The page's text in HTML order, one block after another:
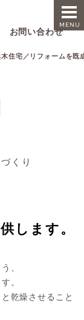
MENU
住宅／リフォームを既
お問い合わせ
けます。
くり
します。
、
。
乾燥させること